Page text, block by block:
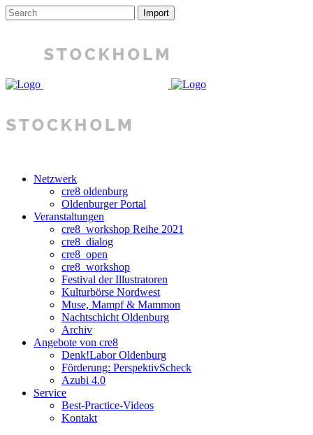
Netzwerk
cre8 oldenburg
Oldenburger Portal
Veranstaltungen
cre8_workshop Reihe 2021
cre8_dialog
cre8_open
cre8_workshop
Festival der Illustratoren
Kulturbörse Nordwest
Muse, Mampf & Mammon
Nachtschicht Oldenburg
Archiv
Angebote von cre8
Denk!Labor Oldenburg
Förderung: PerspektivScheck
Azubi 4.0
Service
Best-Practice-Videos
Kontakt